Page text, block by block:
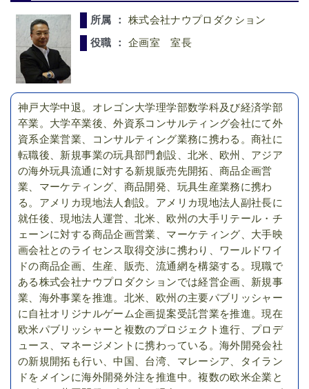
所属 ： 株式会社ナウプロダクション
役職 ： 企画室 室長
神戸大学中退。オレゴン大学理学部数学科及び経済学部
卒業。大学卒業後、外資系コンサルティング会社にて外
資系企業営業、コンサルティング業務に携わる。商社に
転職後、新規事業の玩具部門創設、北米、欧州、アジア
の海外玩具流通に対する新規販売先開拓、商品企画営
業、マーケティング、商品開発、玩具生産業務に携わ
る。アメリカ現地法人創設。アメリカ現地法人副社長に
就任後、現地法人運営、北米、欧州の大手リテール・チ
ェーンに対する商品企画営業、マーケティング、大手映
画会社とのライセンス取得交渉に携わり、ワールドワイ
ドの商品企画、生産、販売、流通網を構築する。現職で
ある株式会社ナウプロダクションでは経営企画、新規事
業、海外事業を推進。北米、欧州の主要パブリッシャー
に自社オリジナルゲーム企画提案受託営業を推進。現在
欧米パブリッシャーと複数のプロジェクト進行、プロデ
ュース、マネージメントに携わっている。海外開発会社
の新規開拓も行い、中国、台湾、マレーシア、タイラン
ドをメインに海外開発外注を推進中。複数の欧米企業と